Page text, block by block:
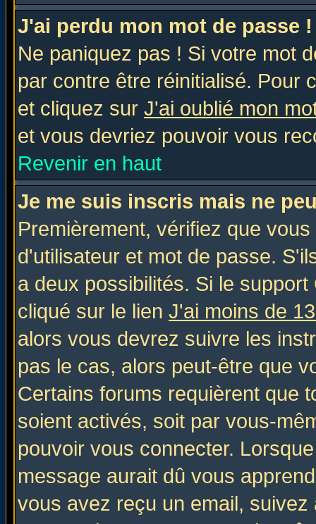
J'ai perdu mon mot de passe !
Ne paniquez pas ! Si votre mot
par contre être réinitialisé. Pour
et cliquez sur J'ai oublié mon
et vous devriez pouvoir vous
Revenir en haut
Je me suis inscris mais ne
Premièrement, vérifiez que
d'utilisateur et mot de passe.
a deux possibilités. Si le
cliqué sur le lien J'ai moins de
alors vous devrez suivre les
pas le cas, alors peut-être que
Certains forums requièrent que
soient activés, soit par vous-
pouvoir vous connecter.
message aurait dû vous
vous avez reçu un email,